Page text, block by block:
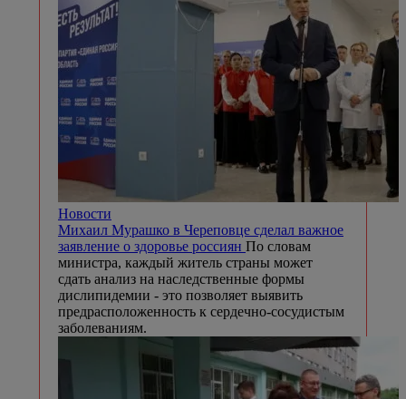
Новости
Михаил Мурашко в Череповце сделал важное
заявление о здоровье россиян По словам
министра, каждый житель страны может
сдать анализ на наследственные формы
дислипидемии - это позволяет выявить
предрасположенность к сердечно-сосудистым
заболеваниям.